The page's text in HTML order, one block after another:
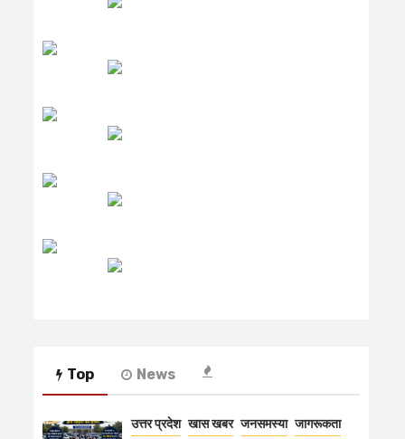
Top News
उत्तर प्रदेश खास खबर जनसमस्या जागरूकता